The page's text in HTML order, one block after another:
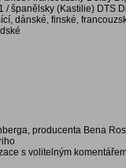
/ španělsky (Kastilie) DTS
dánské, finské,
producenta Bena
s volitelným